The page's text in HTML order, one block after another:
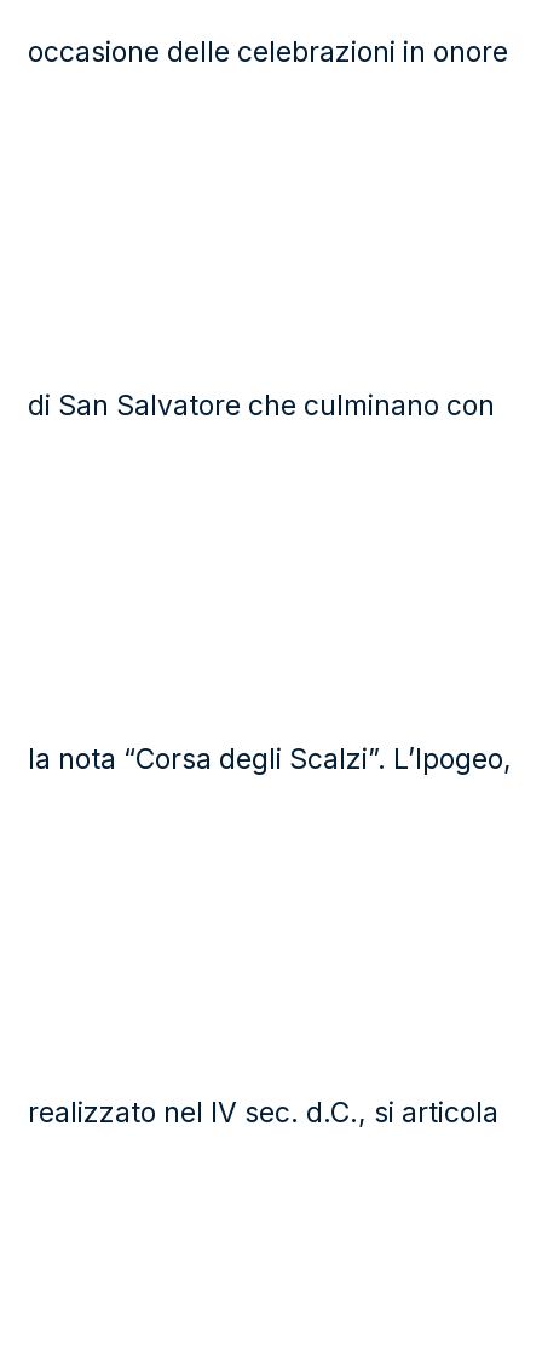
occasione delle celebrazioni in onore
di San Salvatore che culminano con
la nota “Corsa degli Scalzi”. L’Ipogeo,
realizzato nel IV sec. d.C., si articola